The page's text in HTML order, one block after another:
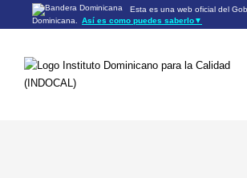
Esta es una web oficial del
Dominicana.
Así es como puedes saberlo▼
Los sitios web oficiales utilizan .gob.do o
Los sitios web oficiales .gob.do o .gov.do
HTTPS